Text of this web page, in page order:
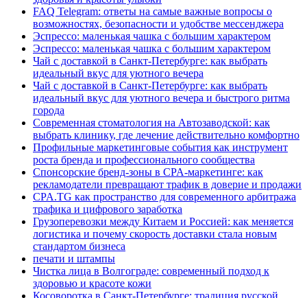
FAQ Telegram: ответы на самые важные вопросы о
возможностях, безопасности и удобстве мессенджера
Эспрессо: маленькая чашка с большим характером
Эспрессо: маленькая чашка с большим характером
Чай с доставкой в Санкт-Петербурге: как выбрать
идеальный вкус для уютного вечера
Чай с доставкой в Санкт-Петербурге: как выбрать
идеальный вкус для уютного вечера и быстрого ритма
города
Современная стоматология на Автозаводской: как
выбрать клинику, где лечение действительно комфортно
Профильные маркетинговые события как инструмент
роста бренда и профессионального сообщества
Спонсорские бренд-зоны в CPA-маркетинге: как
рекламодатели превращают трафик в доверие и продажи
CPA.TG как пространство для современного арбитража
трафика и цифрового заработка
Грузоперевозки между Китаем и Россией: как меняется
логистика и почему скорость доставки стала новым
стандартом бизнеса
печати и штампы
Чистка лица в Волгограде: современный подход к
здоровью и красоте кожи
Косоворотка в Санкт-Петербурге: традиция русской